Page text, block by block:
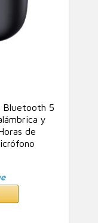
Bluetooth 5
y
de